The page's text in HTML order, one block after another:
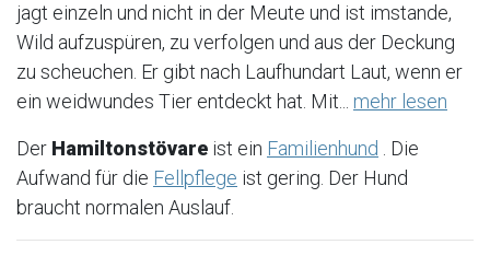
jagt einzeln und nicht in der Meute und ist imstande,
Wild aufzuspüren, zu verfolgen und aus der Deckung
zu scheuchen. Er gibt nach Laufhundart Laut, wenn er
ein weidwundes Tier entdeckt hat. Mit... mehr lesen
Der Hamiltonstövare ist ein Familienhund . Die
Aufwand für die Fellpflege ist gering. Der Hund
braucht normalen Auslauf.